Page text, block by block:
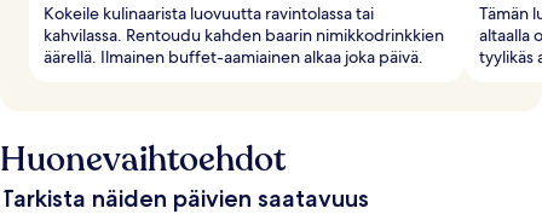
Kokeile kulinaarista luovuutta ravintolassa tai
kahvilassa. Rentoudu kahden baarin nimikkodrinkkien
äärellä. Ilmainen buffet-aamiainen alkaa joka päivä.
Tämän
altaalla
tyylikäs
Huonevaihtoehdot
Tarkista näiden päivien saatavuus